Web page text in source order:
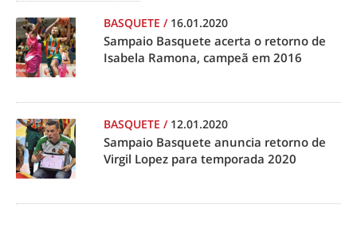
BASQUETE / 16.01.2020
Sampaio Basquete acerta o retorno de
Isabela Ramona, campeã em 2016
BASQUETE / 12.01.2020
Sampaio Basquete anuncia retorno de
Virgil Lopez para temporada 2020